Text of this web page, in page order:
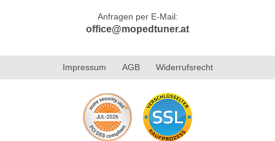
Anfragen per E-Mail:
office@mopedtuner.at
Impressum AGB Widerrufsrecht